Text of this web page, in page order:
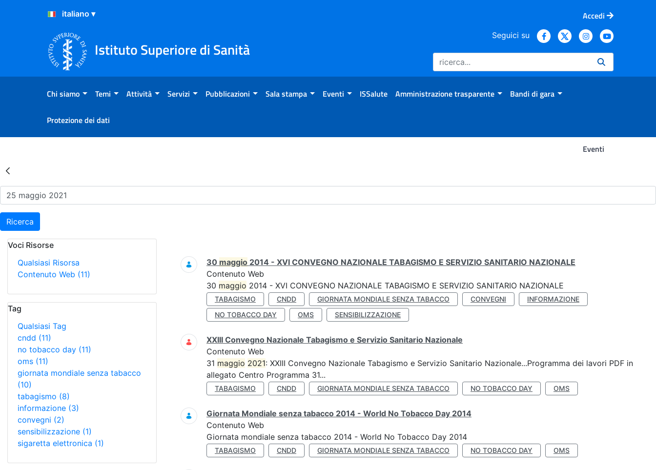
Salta al Contenuto
Salta al Footer
Accedi
Istituto Superiore di Sanità
Seguici su
Chi siamo Temi Attività Servizi Pubblicazioni Sala stampa Eventi ISSalute Amministrazione trasparente Bandi di gara
Protezione dei dati
Eventi
Risultati della Ricerca - Eventi
Ricerca
Voci Risorse
Qualsiasi Risorsa
Contenuto Web (11)
Tag
Qualsiasi Tag
cndd (11)
no tobacco day (11)
oms (11)
giornata mondiale senza tabacco
(10)
tabagismo (8)
informazione (3)
convegni (2)
sensibilizzazione (1)
sigaretta elettronica (1)
Ricerca
30 maggio 2014 - XVI CONVEGNO NAZIONALE TABAGISMO E SERVIZIO SANITARIO NAZIONALE
Contenuto Web
30 maggio 2014 - XVI CONVEGNO NAZIONALE TABAGISMO E SERVIZIO SANITARIO NAZIONALE
TABAGISMO CNDD GIORNATA MONDIALE SENZA TABACCO CONVEGNI
INFORMAZIONE
NO TOBACCO DAY
OMS SENSIBILIZZAZIONE
XXIII Convegno Nazionale Tabagismo e Servizio Sanitario Nazionale
Contenuto Web
31 maggio 2021: XXIII Convegno Nazionale Tabagismo e Servizio Sanitario Nazionale...Programma dei lavori PDF in
allegato Centro Programma 31...
TABAGISMO CNDD GIORNATA MONDIALE SENZA TABACCO NO TOBACCO DAY OMS
Giornata Mondiale senza tabacco 2014 - World No Tobacco Day 2014
Contenuto Web
Giornata mondiale senza tabacco 2014 - World No Tobacco Day 2014
TABAGISMO CNDD GIORNATA MONDIALE SENZA TABACCO NO TOBACCO DAY OMS